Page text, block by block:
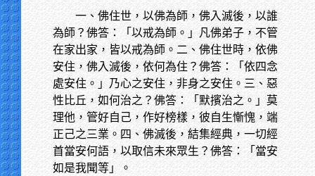
一、佛住世，以佛為師，佛入滅後，以誰
為師？佛答：「以戒為師。」凡佛弟子，不管
在家出家，皆以戒為師。二、佛住世時，依佛
安住，佛入滅後，依何為住？佛答：「依四念
處安住。」乃心之安住，非身之安住。三、惡
性比丘，如何治之？佛答：「默擯治之。」莫
理他，管好自己，作好榜樣，彼自生慚愧，端
正己之三業。四、佛滅後，結集經典，一切經
首當安何語，以取信未來眾生？佛答：「當安
如是我聞等」。